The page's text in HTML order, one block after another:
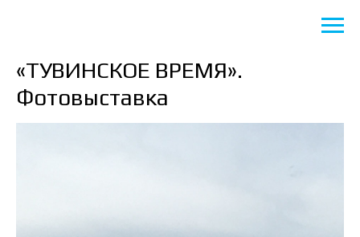
«ТУВИНСКОЕ ВРЕМЯ».
Фотовыставка